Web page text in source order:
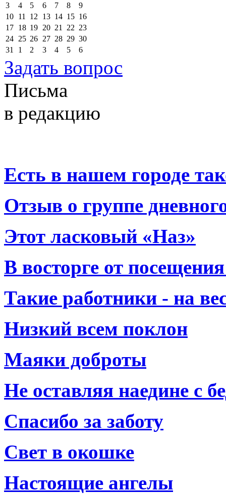
3
4 5 6 7 8
9
10 11 12 13 14 15 16
17 18 19 20 21 22 23
24 25 26 27 28 29 30
31
1 2 3 4 5 6
Задать вопрос
Письма
в редакцию
Есть в нашем городе
Отзыв о группе
Этот ласковый «Наз»
В восторге от
Такие работники - на
Низкий всем поклон
Маяки доброты
Не оставляя наедине с
Спасибо за заботу
Свет в окошке
Настоящие ангелы